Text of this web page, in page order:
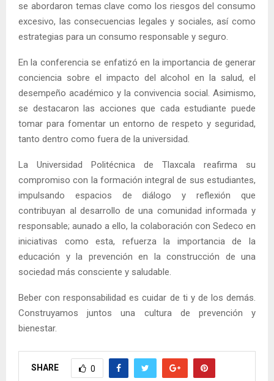
se abordaron temas clave como los riesgos del consumo
excesivo, las consecuencias legales y sociales, así como
estrategias para un consumo responsable y seguro.
En la conferencia se enfatizó en la importancia de generar
conciencia sobre el impacto del alcohol en la salud, el
desempeño académico y la convivencia social. Asimismo,
se destacaron las acciones que cada estudiante puede
tomar para fomentar un entorno de respeto y seguridad,
tanto dentro como fuera de la universidad.
La Universidad Politécnica de Tlaxcala reafirma su
compromiso con la formación integral de sus estudiantes,
impulsando espacios de diálogo y reflexión que
contribuyan al desarrollo de una comunidad informada y
responsable; aunado a ello, la colaboración con Sedeco en
iniciativas como esta, refuerza la importancia de la
educación y la prevención en la construcción de una
sociedad más consciente y saludable.
Beber con responsabilidad es cuidar de ti y de los demás.
Construyamos juntos una cultura de prevención y
bienestar.
SHARE 0